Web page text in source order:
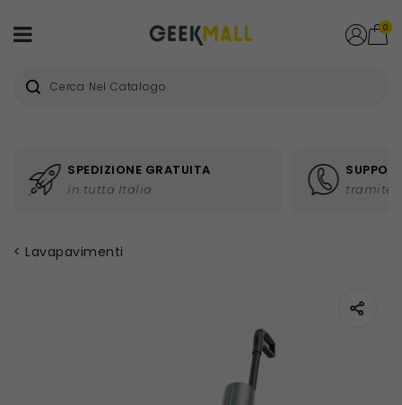
0
SPEDIZIONE GRATUITA
in tutta Italia tramite
Lavapavimenti